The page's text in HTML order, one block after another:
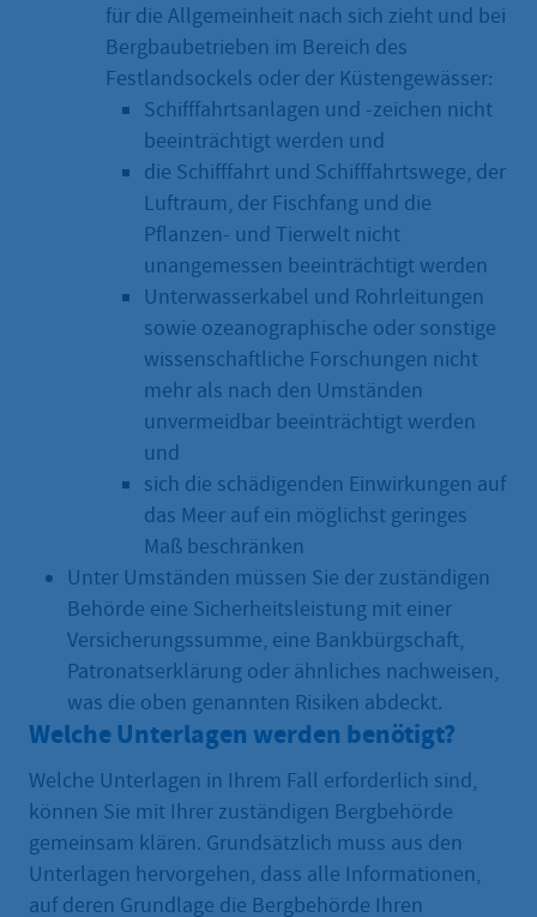
für die Allgemeinheit nach sich zieht und bei
Bergbaubetrieben im Bereich des
Festlandsockels oder der Küstengewässer:
Schifffahrtsanlagen und -zeichen nicht
beeinträchtigt werden und
die Schifffahrt und Schifffahrtswege, der
Luftraum, der Fischfang und die
Pflanzen- und Tierwelt nicht
unangemessen beeinträchtigt werden
Unterwasserkabel und Rohrleitungen
sowie ozeanographische oder sonstige
wissenschaftliche Forschungen nicht
mehr als nach den Umständen
unvermeidbar beeinträchtigt werden
und
sich die schädigenden Einwirkungen auf
das Meer auf ein möglichst geringes
Maß beschränken
Unter Umständen müssen Sie der zuständigen
Behörde eine Sicherheitsleistung mit einer
Versicherungssumme, eine Bankbürgschaft,
Patronatserklärung oder ähnliches nachweisen,
was die oben genannten Risiken abdeckt.
Welche Unterlagen werden benötigt?
Welche Unterlagen in Ihrem Fall erforderlich sind,
können Sie mit Ihrer zuständigen Bergbehörde
gemeinsam klären. Grundsätzlich muss aus den
Unterlagen hervorgehen, dass alle Informationen,
auf deren Grundlage die Bergbehörde Ihren